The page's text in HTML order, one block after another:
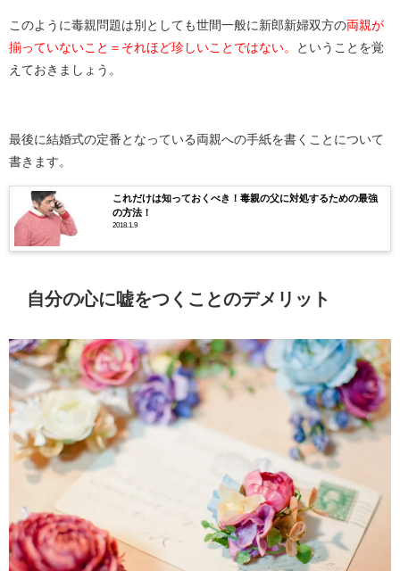
このように毒親問題は別としても世間一般に新郎新婦双方の両親が
揃っていないこと＝それほど珍しいことではない。
ということを覚
えておきましょう。
最後に結婚式の定番となっている両親への手紙を書くことについて
書きます。
これだけは知っておくべき！毒親の父に対処するための最強
の方法！
2018.1.9
自分の心に嘘をつくことのデメリット